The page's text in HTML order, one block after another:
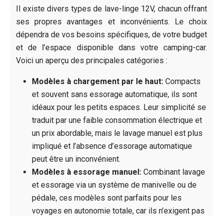
Il existe divers types de lave-linge 12V, chacun offrant
ses propres avantages et inconvénients. Le choix
dépendra de vos besoins spécifiques, de votre budget
et de l’espace disponible dans votre camping-car.
Voici un aperçu des principales catégories :
Modèles à chargement par le haut: Compacts
et souvent sans essorage automatique, ils sont
idéaux pour les petits espaces. Leur simplicité se
traduit par une faible consommation électrique et
un prix abordable, mais le lavage manuel est plus
impliqué et l’absence d’essorage automatique
peut être un inconvénient.
Modèles à essorage manuel: Combinant lavage
et essorage via un système de manivelle ou de
pédale, ces modèles sont parfaits pour les
voyages en autonomie totale, car ils n’exigent pas